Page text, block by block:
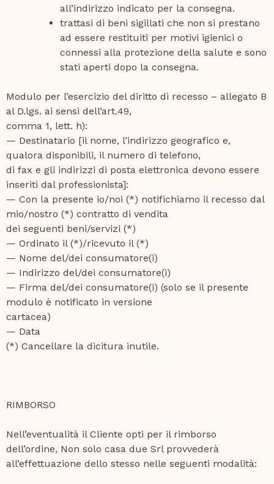
all’indirizzo indicato per la consegna.
trattasi di beni sigillati che non si prestano
ad essere restituiti per motivi igienici o
connessi alla protezione della salute e sono
stati aperti dopo la consegna.
Modulo per l’esercizio del diritto di recesso – allegato B
al D.lgs. ai sensi dell’art.49,
comma 1, lett. h):
— Destinatario [il nome, l’indirizzo geografico e,
qualora disponibili, il numero di telefono,
di fax e gli indirizzi di posta elettronica devono essere
inseriti dal professionista]:
— Con la presente io/noi (*) notifichiamo il recesso dal
mio/nostro (*) contratto di vendita
dei seguenti beni/servizi (*)
— Ordinato il (*)/ricevuto il (*)
— Nome del/dei consumatore(i)
— Indirizzo del/dei consumatore(i)
— Firma del/dei consumatore(i) (solo se il presente
modulo è notificato in versione
cartacea)
— Data
(*) Cancellare la dicitura inutile.
RIMBORSO
Nell’eventualità il Cliente opti per il rimborso
dell’ordine, Non solo casa due Srl provvederà
all’effettuazione dello stesso nelle seguenti modalità: